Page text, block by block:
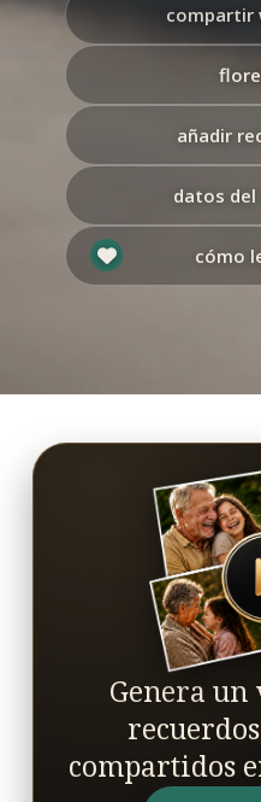
compartir
añadir
datos del
cómo
Genera un
compartidos